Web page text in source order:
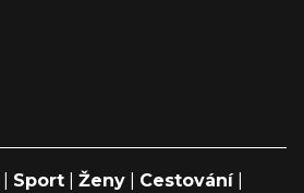
Sport Ženy Cestování|